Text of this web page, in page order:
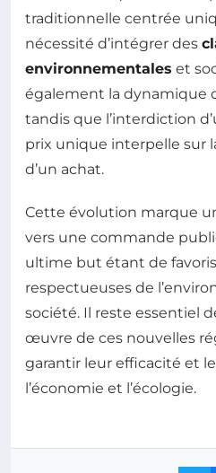
traditionnelle centrée
nécessité d’intégrer des
environnementales et
également la dynamique
tandis que l’interdiction
prix unique interpelle sur
d’un achat.
Cette évolution marque
vers une commande
ultime but étant de
respectueuses de
société. Il reste essentiel
œuvre de ces nouvelles
garantir leur efficacité et
l’économie et l’écologie.